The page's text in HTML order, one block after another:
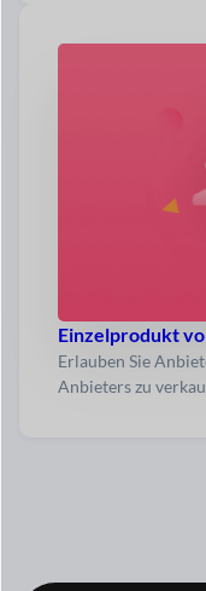
Einzelprodukt
Erlauben Sie
Anbieters zu